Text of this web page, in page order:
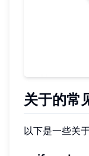
关于的常
以下是一些关